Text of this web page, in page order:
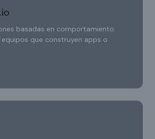
basadas en comportamiento.
que construyen apps o